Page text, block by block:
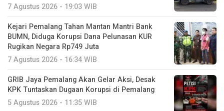
7 Agustus 2026 - 19:03 WIB
Kejari Pemalang Tahan Mantan Mantri Bank
BUMN, Diduga Korupsi Dana Pelunasan KUR
Rugikan Negara Rp749 Juta
7 Agustus 2026 - 16:34 WIB
GRIB Jaya Pemalang Akan Gelar Aksi, Desak
KPK Tuntaskan Dugaan Korupsi di Pemalang
5 Agustus 2026 - 11:35 WIB